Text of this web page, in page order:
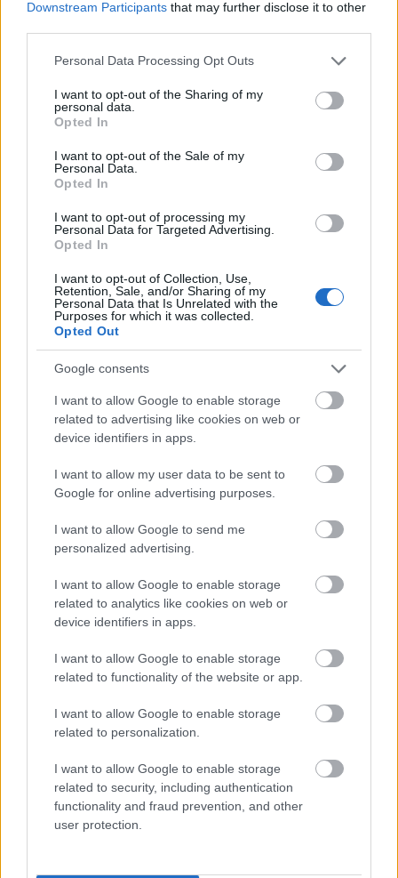
Downstream Participants that may further disclose it to other
Please note that this website/app uses one or more Google
not limited to your visit or usage behaviour. You may click to
grant or deny consent to Google and its third-party tags to
use your data for below specified purposes in below Google
consent section.
Personal Data Processing Opt Outs
I want to opt-out of the Sharing of my
personal data.
Opted In
I want to opt-out of the Sale of my
Personal Data.
Opted In
I want to opt-out of processing my
Personal Data for Targeted Advertising.
Opted In
I want to opt-out of Collection, Use,
Retention, Sale, and/or Sharing of my
Personal Data that Is Unrelated with the
Purposes for which it was collected.
Opted Out
Google consents
I want to allow Google to enable storage
related to advertising like cookies on web or
device identifiers in apps.
I want to allow my user data to be sent to
Google for online advertising purposes.
I want to allow Google to send me
personalized advertising.
I want to allow Google to enable storage
related to analytics like cookies on web or
device identifiers in apps.
I want to allow Google to enable storage
related to functionality of the website or app.
I want to allow Google to enable storage
related to personalization.
I want to allow Google to enable storage
related to security, including authentication
functionality and fraud prevention, and other
user protection.
népszerűvé vált. Utóbb Arthur Honegger
2016. február 25., csütörtök 19:30
Zeneakadémia
Műsoron:
Edgar Varèse: Arcana
Bartók: I. zongoraverseny BB 91
Stravinsky: Tavaszi áldozat
Közreműködik: Balog József
Vezényel: Rácz Zoltán
Koncert Zene Kortárs Bartók Béla
ROMANTIKÁN INNEN ÉS TÚL